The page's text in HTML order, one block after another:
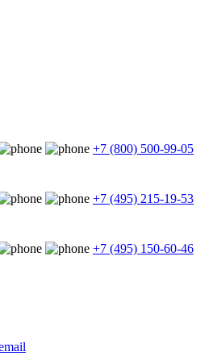
+7 (800) 500-99-05
+7 (495) 215-19-53
+7 (495) 150-60-46